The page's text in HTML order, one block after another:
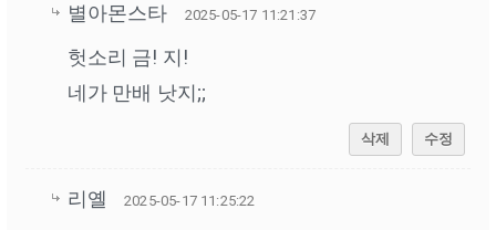
별아몬스타 2025-05-17 11:21:37
헛소리 금! 지!
네가 만배 낫지;;
삭제 수정
리옐 2025-05-17 11:25:22